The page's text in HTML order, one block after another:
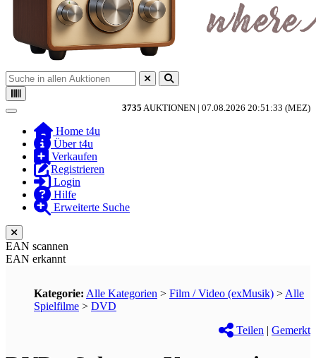
3735 AUKTIONEN | 07.08.2026 20:51:33 (MEZ)
Toggle navigation
Home t4u
Über t4u
Verkaufen
Registrieren
Login
Hilfe
Erweiterte Suche
EAN scannen
EAN erkannt
Kategorie: Alle Kategorien > Film / Video (exMusik) > Alle
Spielfilme > DVD
Teilen | Gemerkt